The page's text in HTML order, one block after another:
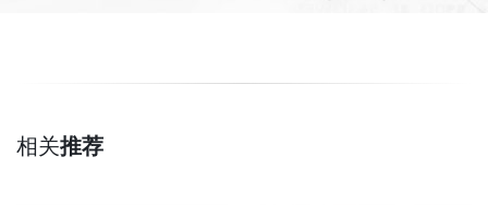
相关推荐